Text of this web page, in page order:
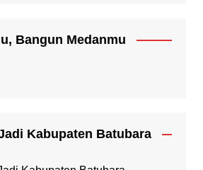
Bangun Medanmu
Kabupaten Batubara